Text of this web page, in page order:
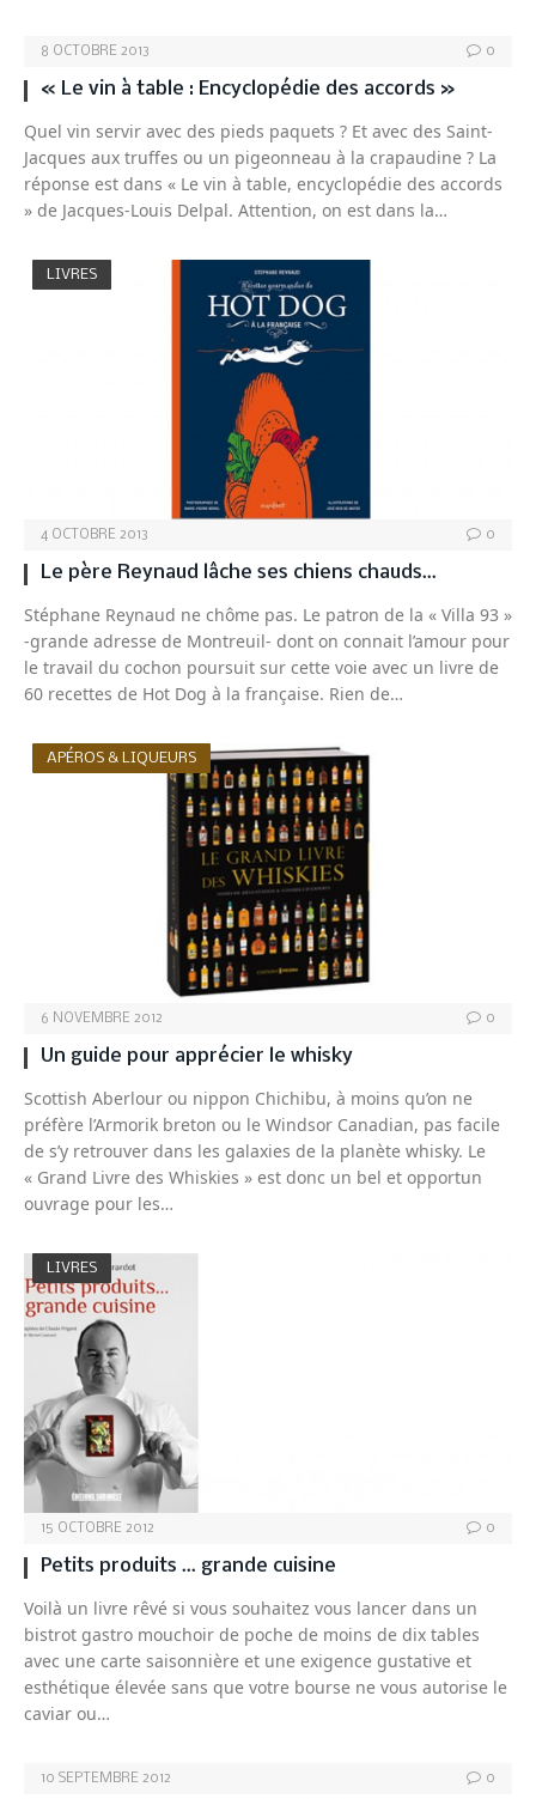
8 OCTOBRE 2013 0
« Le vin à table : Encyclopédie des accords »
Quel vin servir avec des pieds paquets ? Et avec des Saint-
Jacques aux truffes ou un pigeonneau à la crapaudine ? La
réponse est dans « Le vin à table, encyclopédie des accords
» de Jacques-Louis Delpal. Attention, on est dans la…
LIVRES
4 OCTOBRE 2013 0
Le père Reynaud lâche ses chiens chauds…
Stéphane Reynaud ne chôme pas. Le patron de la « Villa 93 »
-grande adresse de Montreuil- dont on connait l’amour pour
le travail du cochon poursuit sur cette voie avec un livre de
60 recettes de Hot Dog à la française. Rien de…
APÉROS & LIQUEURS
6 NOVEMBRE 2012 0
Un guide pour apprécier le whisky
Scottish Aberlour ou nippon Chichibu, à moins qu’on ne
préfère l’Armorik breton ou le Windsor Canadian, pas facile
de s’y retrouver dans les galaxies de la planète whisky. Le
« Grand Livre des Whiskies » est donc un bel et opportun
ouvrage pour les…
LIVRES
15 OCTOBRE 2012 0
Petits produits … grande cuisine
Voilà un livre rêvé si vous souhaitez vous lancer dans un
bistrot gastro mouchoir de poche de moins de dix tables
avec une carte saisonnière et une exigence gustative et
esthétique élevée sans que votre bourse ne vous autorise le
caviar ou…
10 SEPTEMBRE 2012 0